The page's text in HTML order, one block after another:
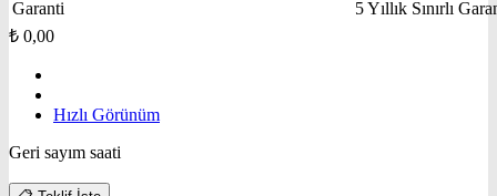
Garanti
5 Yıllık Sınırlı
₺ 0,00
Hızlı Görünüm
Geri sayım saati